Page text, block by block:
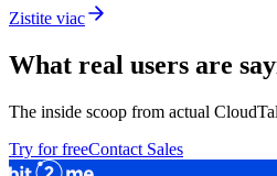
Zistite viac
What real users are
The inside scoop from actual
Try for freeContact Sales